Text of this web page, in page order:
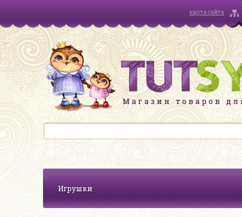
карта сайта
Игрушки